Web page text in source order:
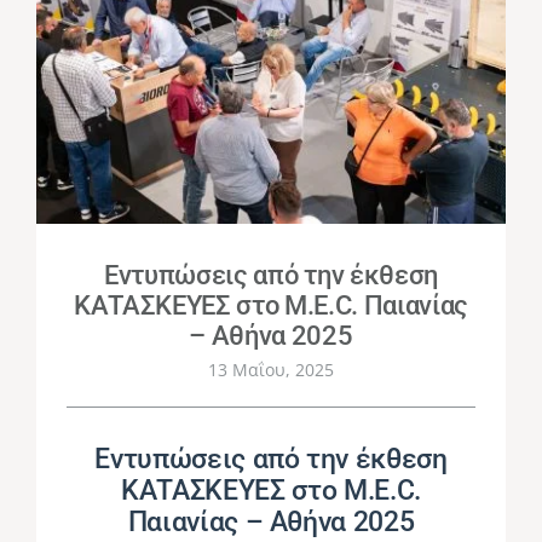
ΈΡΓΑ
ΕΠΙΚΟΙΝΩΝΊΑ
ΕΛΛΗΝΙΚΆ
Εντυπώσεις από την έκθεση
ΚΑΤΑΣΚΕΥΕΣ στο M.E.C. Παιανίας
– Αθήνα 2025
13 Μαΐου, 2025
Εντυπώσεις από την έκθεση
ΚΑΤΑΣΚΕΥΕΣ στο M.E.C.
Παιανίας – Αθήνα 2025